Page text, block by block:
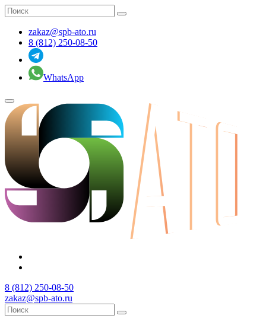
zakaz@spb-ato.ru
8 (812) 250-08-50
WhatsApp
8 (812) 250-08-50
zakaz@spb-ato.ru